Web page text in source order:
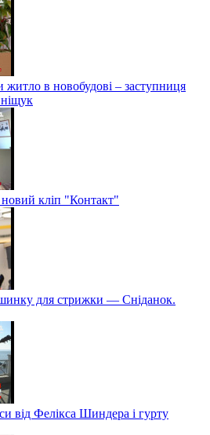
в новобудові – заступниця
кліп "Контакт"
для стрижки — Сніданок.
від Фелікса Шиндера і гурту